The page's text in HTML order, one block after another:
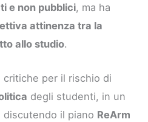
e non pubblici, ma ha
attinenza tra la
allo studio.
critiche per il rischio di
degli studenti, in un
discutendo il piano ReArm